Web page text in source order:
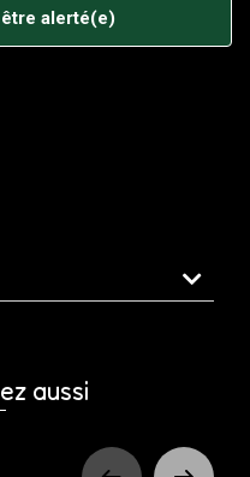
alerté(e)
aussi